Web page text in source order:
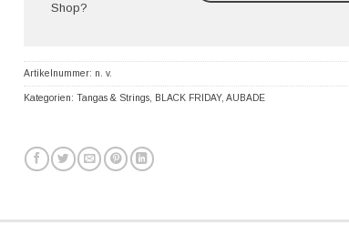
Shop?
Artikelnummer: n. v.
Kategorien: Tangas & Strings BLACK FRIDAY, AUBADE